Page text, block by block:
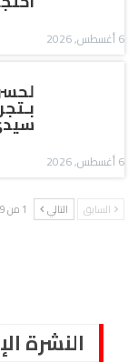
6 أغسطس, 2026
6 أغسطس, 2026
السابق التالي 1 من 5٬499
النشرة